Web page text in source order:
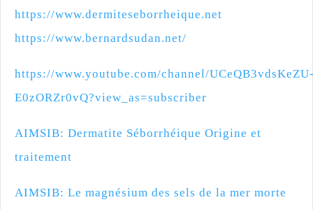
https://www.dermiteseborrheique.net
https://www.bernardsudan.net/
https://www.youtube.com/channel/
E0zORZr0vQ?view_as=subscriber
AIMSIB: Dermatite Séborrhéique Origine et
traitement
AIMSIB: Le magnésium des sels de la mer morte